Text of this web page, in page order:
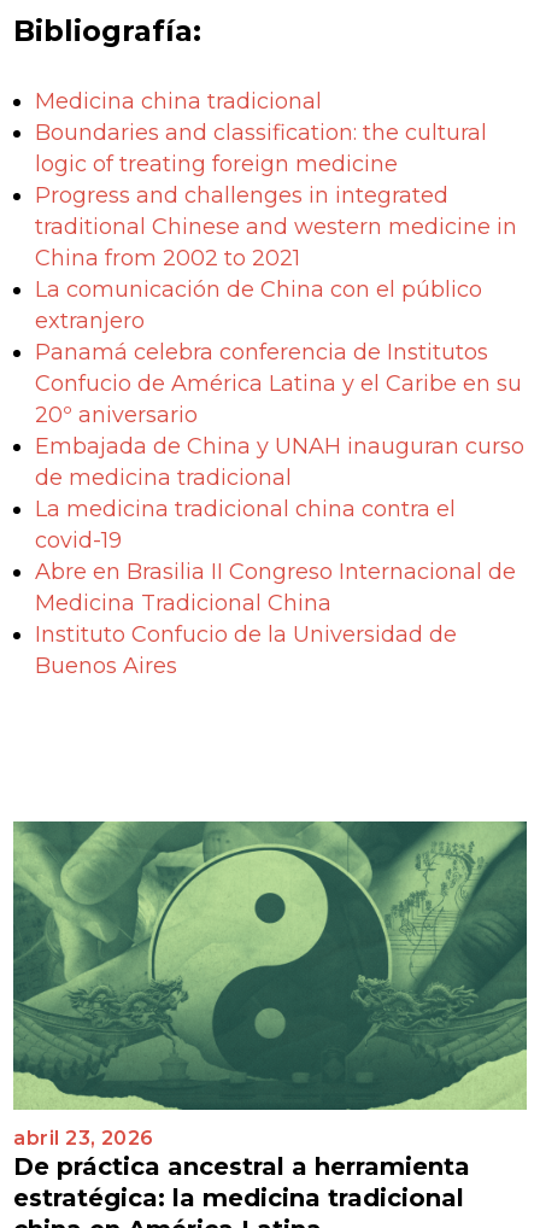
Bibliografía:
Medicina china tradicional
Boundaries and classification: the cultural
logic of treating foreign medicine
Progress and challenges in integrated
traditional Chinese and western medicine in
China from 2002 to 2021
La comunicación de China con el público
extranjero
Panamá celebra conferencia de Institutos
Confucio de América Latina y el Caribe en su
20º aniversario
Embajada de China y UNAH inauguran curso
de medicina tradicional
La medicina tradicional china contra el
covid-19
Abre en Brasilia II Congreso Internacional de
Medicina Tradicional China
Instituto Confucio de la Universidad de
Buenos Aires
abril 23, 2026
De práctica ancestral a herramienta
estratégica: la medicina tradicional